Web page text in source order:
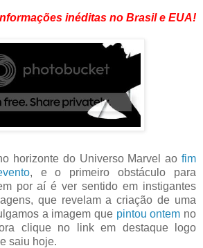
inéditas no Brasil e EUA!
horizonte do Universo Marvel ao fim
, e o primeiro obstáculo para
por aí é ver sentido em instigantes
que revelam a criação de uma
a imagem que pintou ontem no
clique no link em destaque logo
saiu hoje.